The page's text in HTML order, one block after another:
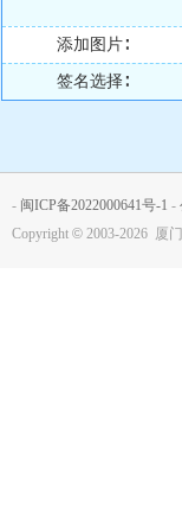
添加图片∶
签名选择∶
- 闽ICP备2022000641号-1 -
Copyright © 2003-2026 厦